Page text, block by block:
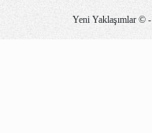
Yeni Yaklaşımlar © -